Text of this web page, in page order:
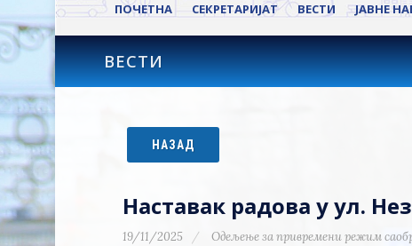
ПОЧЕТНА СЕКРЕТАРИЈАТ ВЕСТИ ЈАВНЕ
ВЕСТИ
НАЗАД
Наставак радова у ул.
19/11/2025 Одељење за привремени режим